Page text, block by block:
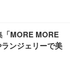
「MORE MORE
ンジェリーで美